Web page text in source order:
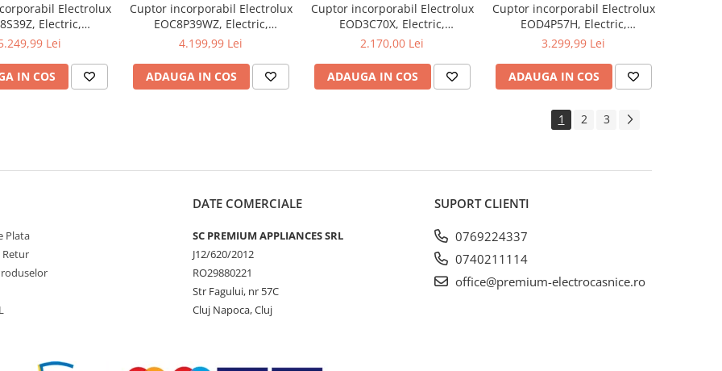
Electrolux
Electric,
cu abur (Steam
energetică A++
Lei
IN COS
Cuptor incorporabil Electrolux
EOC8P39WZ, Electric,
Autocurățare pirolitică, Gătire
Negru, Volum 72 L, Clasa
energetică A+
4.199,99 Lei
ADAUGA IN COS
Cuptor incorporabil Electrolux
EOD3C70X, Electric,
Autocurățare catalitică, Gătire
Inox/Antiamprentă, Volum 72
L, Clasa energetică A
2.170,00 Lei
ADAUGA IN COS
Cuptor incorporabil Electrolux
EOD4P57H, Electric,
Autocurățare pirolitică, Gătire
funcții, Negru, Volum 72 L,
Clasa energetică A+
3.299,99 Lei
ADAUGA IN COS
1 2 3
Plata
Retur
DATE COMERCIALE
SC PREMIUM APPLIANCES SRL
J12/620/2012
RO29880221
Str Fagului, nr 57C
Cluj Napoca, Cluj
SUPORT CLIENTI
0769224337
0740211114
office@premium-electrocasnice.ro